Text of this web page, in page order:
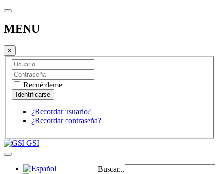
MENU
×
Recuérdeme
¿Recordar usuario?
¿Recordar contraseña?
GSI
Buscar...